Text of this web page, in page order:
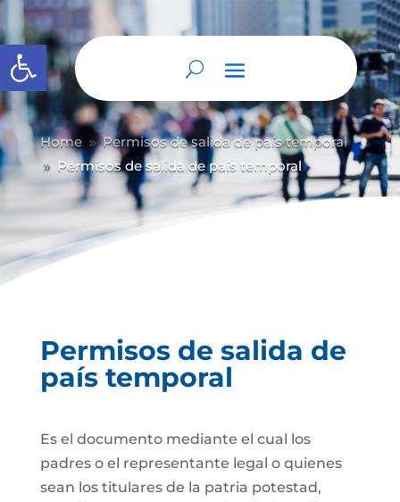
Abrir barra de herramientas
Home 9 Permisos de salida de país temporal
9 Permisos de salida de país temporal
Permisos de salida de
país temporal
Es el documento mediante el cual los
padres o el representante legal o quienes
sean los titulares de la patria potestad,